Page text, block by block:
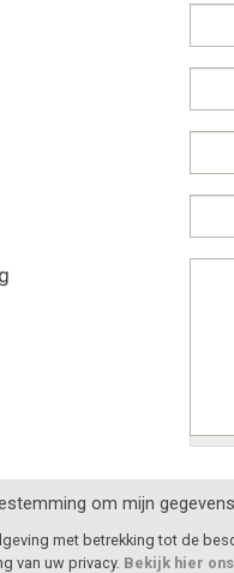
om mijn
met betrekking tot de
van uw privacy. Bekijk hier